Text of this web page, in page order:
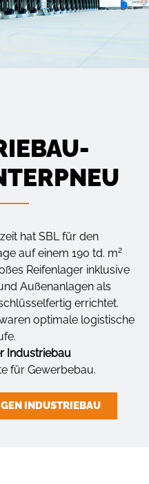
hat SBL für den
auf einem 190 td. m2
Reifenlager inklusive
Außenanlagen als
errichtet.
optimale logistische
Industriebau
für Gewerbebau.
INDUSTRIEBAU